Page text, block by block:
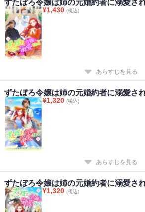
ずたぼろ令嬢は姉の元婚約者に溺愛さ
¥1,430 (税込)
あらすじを見る
ずたぼろ令嬢は姉の元婚約者に溺愛さ
¥1,320 (税込)
あらすじを見る
ずたぼろ令嬢は姉の元婚約者に溺愛さ
¥1,320 (税込)